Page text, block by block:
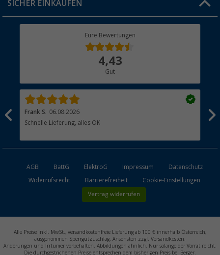
Rücksendung
SICHER EINKAUFEN
Eure Bewertungen
4,43
Gut
Frank S. 06.08.2026
Schnelle Lieferung, alles OK
AGB BattG ElektroG Impressum
Datenschutz
Widerrufsrecht
Barrierefreiheit Cookie-Einstellungen
Vertrag widerrufen
Alle Preise inkl. MwSt., versandkostenfreie Lieferung ab 100 € innerhalb Österreich,
ausgenommen Sperrgutzuschlag. Ansonsten zzgl. Versandkosten.
Änderungen und Irrtümer vorbehalten. Abbildungen ähnlich. Nur solange der Vorrat reicht.
Die durchgestrichenen Preise entsprechen dem bisherigen Preis bei Berger.